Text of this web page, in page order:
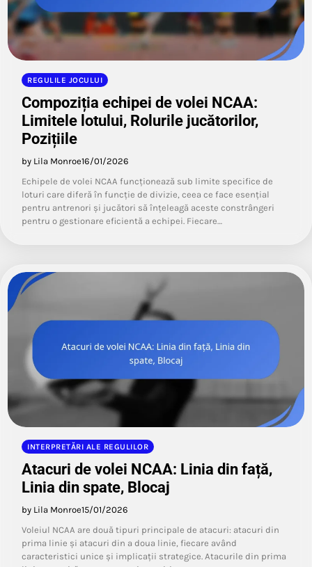
REGULILE JOCULUI
Compoziția echipei de volei NCAA:
Limitele lotului, Rolurile jucătorilor,
Pozițiile
by Lila Monroe16/01/2026
Echipele de volei NCAA funcționează sub limite specifice de
loturi care diferă în funcție de divizie, ceea ce face esențial
pentru antrenori și jucători să înțeleagă aceste constrângeri
pentru o gestionare eficientă a echipei. Fiecare…
INTERPRETĂRI ALE REGULILOR
Atacuri de volei NCAA: Linia din față,
Linia din spate, Blocaj
by Lila Monroe15/01/2026
Voleiul NCAA are două tipuri principale de atacuri: atacuri din
prima linie și atacuri din a doua linie, fiecare având
caracteristici unice și implicații strategice. Atacurile din prima